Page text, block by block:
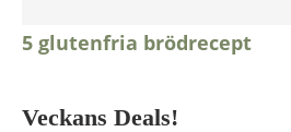
5 glutenfria brödrecept
Veckans Deals!